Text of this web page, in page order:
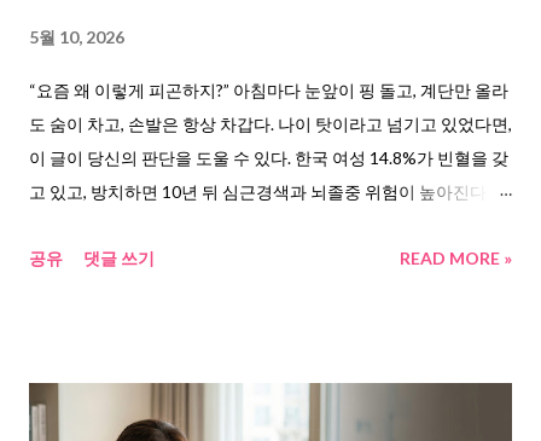
헬스조선 기사 에서 인용된 연구에 따르면 식...
5월 10, 2026
“요즘 왜 이렇게 피곤하지?” 아침마다 눈앞이 핑 돌고, 계단만 올라
도 숨이 차고, 손발은 항상 차갑다. 나이 탓이라고 넘기고 있었다면,
이 글이 당신의 판단을 도울 수 있다. 한국 여성 14.8%가 빈혈을 갖
고 있고, 방치하면 10년 뒤 심근경색과 뇌졸중 위험이 높아진다는
있는지, 어떻게 루틴을 잡아야 하는지, 그리고 어떤 영양제 조합이
다. “나이 들면 원래 그렇지” 하고 넘긴다. 그런데 이게 빈혈이었다.
공유 댓글 쓰기 READ MORE »